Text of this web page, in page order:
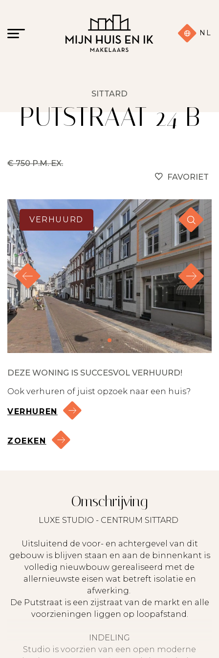
NL
SITTARD
PUTSTRAAT 24 B
€ 750 P.M. EX.
FAVORIET
VERHUURD
DEZE WONING IS SUCCESVOL VERHUURD!
Ook verhuren of juist opzoek naar een huis?
VERHUREN
ZOEKEN
Omschrijving
LUXE STUDIO - CENTRUM SITTARD
Uitsluitend de voor- en achtergevel van dit
gebouw is blijven staan en aan de binnenkant is
volledig nieuwbouw gerealiseerd met de
allernieuwste eisen wat betreft isolatie en
afwerking.
De Putstraat is een zijstraat van de markt en alle
voorzieningen liggen op loopafstand.
INDELING
Studio is voorzien van een open moderne